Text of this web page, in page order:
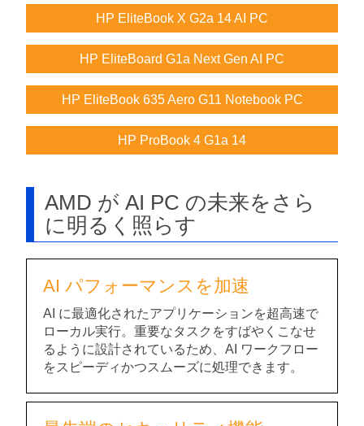
HP EliteBook X G2a 14 AI PC
HP EliteBoard G1a Next Gen AI PC
HP EliteBook 635 Aero G11 Notebook PC
HP ProBook 4 G1a 14
AMD が AI PC の未来をさら
に明るく照らす
AI パフォーマンスを加速
AI に最適化されたアプリケーションを超高速で
ローカル実行。重要なタスクをすばやくこなせ
るように設計されているため、AI ワークフロー
をスピーディかつスムーズに処理できます。